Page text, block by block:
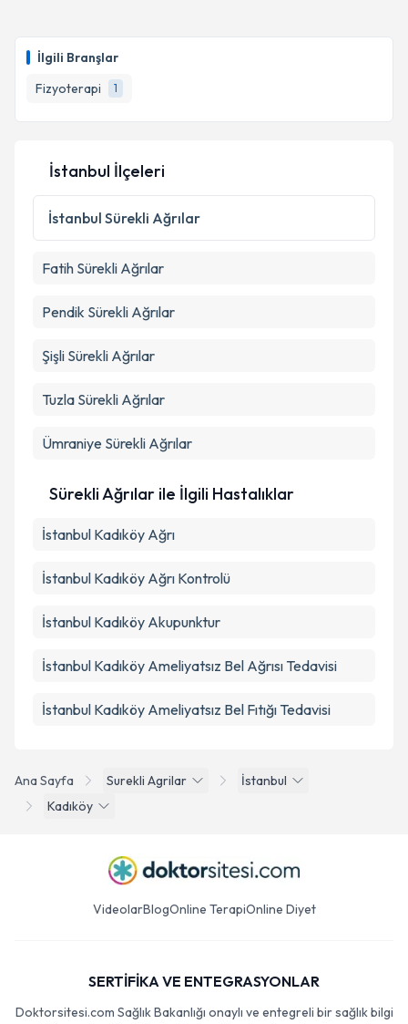
İlgili Branşlar
Fizyoterapi
1
Ana Sayfa Surekli Agrilar
İstanbul
Kadıköy
İstanbul İlçeleri
İstanbul Sürekli Ağrılar
Fatih Sürekli Ağrılar
Pendik Sürekli Ağrılar
Şişli Sürekli Ağrılar
Tuzla Sürekli Ağrılar
Ümraniye Sürekli Ağrılar
Sürekli Ağrılar ile İlgili Hastalıklar
İstanbul Kadıköy Ağrı
İstanbul Kadıköy Ağrı Kontrolü
İstanbul Kadıköy Akupunktur
İstanbul Kadıköy Ameliyatsız Bel Ağrısı Tedavisi
İstanbul Kadıköy Ameliyatsız Bel Fıtığı Tedavisi
VideolarBlogOnline TerapiOnline Diyet
SERTİFİKA VE ENTEGRASYONLAR
Doktorsitesi.com Sağlık Bakanlığı onaylı ve entegreli bir sağlık bilgi